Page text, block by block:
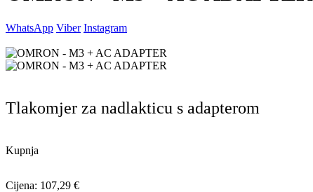
WhatsApp Viber Instagram
Tlakomjer za nadlakticu s adapterom
Kupnja
Cijena: 107,29 €